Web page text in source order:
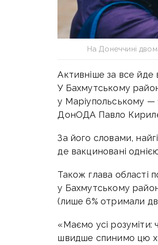
На Донеччині
Активніше за все йде
У Бахмутському
у Маріупольському —
ДонОДА Павло
За його словами,
де вакциновані
Також глава області
у Бахмутському
(лише 6% отримали
«Маємо усі розуміти:
швидше спинимо цю